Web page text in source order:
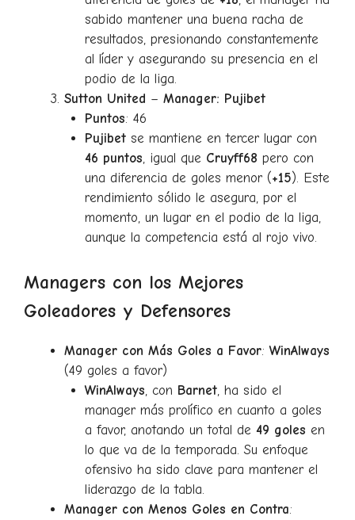
sabido mantener una buena racha de
resultados, presionando constantemente
al líder y asegurando su presencia en el
podio de la liga.
Sutton United – Manager: Pujibet
Puntos: 46
Pujibetse mantiene en tercer lugar con
46 puntos, igual que Cruyff68 pero con
una diferencia de goles menor (+15). Este
rendimiento sólido le asegura, por el
momento, un lugar en el podio de la liga,
aunque la competencia está al rojo vivo.
Managers con los Mejores
Goleadores y Defensores
Manager con Más Goles a Favor: WinAlways
(49 goles a favor)
WinAlways, con Barnet, ha sido el
manager más prolífico en cuanto a goles
a favor, anotando un total de 49 goles en
lo que va de la temporada. Su enfoque
ofensivo ha sido clave para mantener el
liderazgo de la tabla.
Manager con Menos Goles en Contra: